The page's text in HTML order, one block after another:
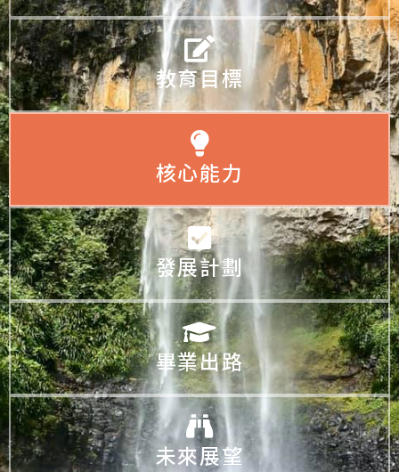
教育目標
核心能力
發展計劃
畢業出路
未來展望